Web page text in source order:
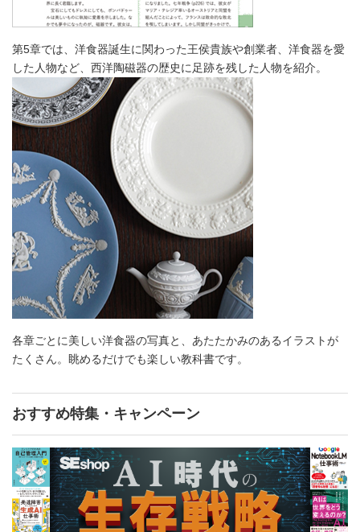
第5章では、洋食器誕生に関わった王侯貴族や創業者、洋食器を愛
した人物など、西洋陶磁器の歴史に足跡を残した人物を紹介。
各章ごとに美しい洋食器の写真と、あたたかみのあるイラストが
たくさん。眺めるだけでも楽しい教科書です。
おすすめ特集・キャンペーン